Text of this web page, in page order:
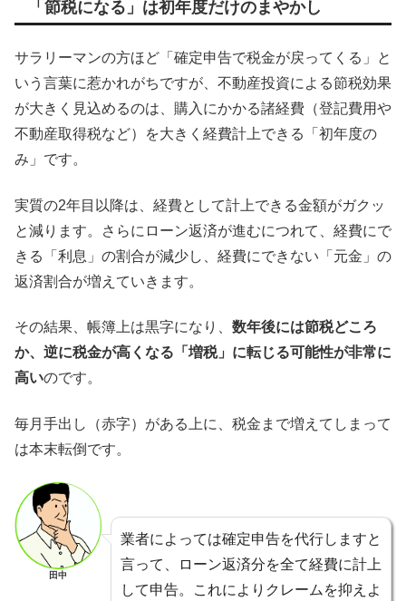
「節税になる」は初年度だけのまやかし
サラリーマンの方ほど「確定申告で税金が戻ってくる」と
いう言葉に惹かれがちですが、不動産投資による節税効果
が大きく見込めるのは、購入にかかる諸経費（登記費用や
不動産取得税など）を大きく経費計上できる「初年度の
み」です。
実質の2年目以降は、経費として計上できる金額がガクッ
と減ります。さらにローン返済が進むにつれて、経費にで
きる「利息」の割合が減少し、経費にできない「元金」の
返済割合が増えていきます。
その結果、帳簿上は黒字になり、 数年後には節税どころ
か、逆に税金が高くなる「増税」に転じる可能性が非常に
高いのです。
毎月手出し（赤字）がある上に、税金まで増えてしまって
は本末転倒です。
田中
業者によっては確定申告を代行しますと
言って、ローン返済分を全て経費に計上
して申告。これによりクレームを抑えよ